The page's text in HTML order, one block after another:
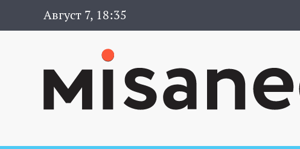
Август 7, 18:35